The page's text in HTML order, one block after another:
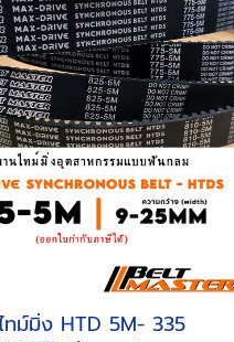
HTD 5M- 335